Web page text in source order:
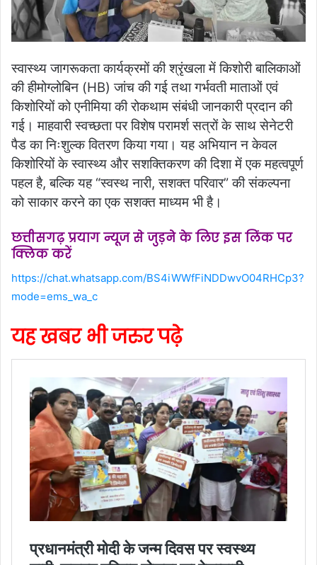
स्वास्थ्य जागरूकता कार्यक्रमों की श्रृंखला में किशोरी बालिकाओं
की हीमोग्लोबिन (HB) जांच की गई तथा गर्भवती माताओं एवं
किशोरियों को एनीमिया की रोकथाम संबंधी जानकारी प्रदान की
गई। माहवारी स्वच्छता पर विशेष परामर्श सत्रों के साथ सेनेटरी
पैड का निःशुल्क वितरण किया गया। यह अभियान न केवल
किशोरियों के स्वास्थ्य और सशक्तिकरण की दिशा में एक महत्वपूर्ण
पहल है, बल्कि यह “स्वस्थ नारी, सशक्त परिवार” की संकल्पना
को साकार करने का एक सशक्त माध्यम भी है।
छत्तीसगढ़ प्रयाग न्यूज से जुड़ने के लिए इस लिंक पर
क्लिक करें
https://chat.whatsapp.com/BS4iWWfFiNDDwvO04RHCp3?
mode=ems_wa_c
यह खबर भी जरुर पढ़े